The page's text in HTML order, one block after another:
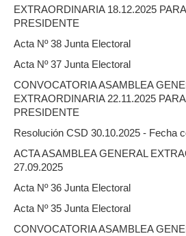
EXTRAORDINARIA 18.12.2025
PRESIDENTE
Acta Nº 38 Junta Electoral
Acta Nº 37 Junta Electoral
CONVOCATORIA ASAMBLEA
EXTRAORDINARIA 22.11.2025
PRESIDENTE
Resolución CSD 30.10.2025 - Fecha
ACTA ASAMBLEA GENERAL
27.09.2025
Acta Nº 36 Junta Electoral
Acta Nº 35 Junta Electoral
CONVOCATORIA ASAMBLEA